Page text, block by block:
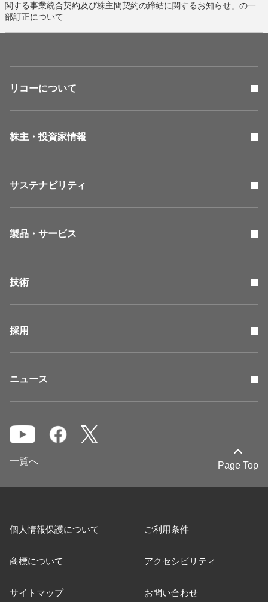
関する事業統合契約及び株主間契約の締結に関するお知らせ」の一
部訂正について
リコーについて
株主・投資家情報
サステナビリティ
製品・サービス
技術
採用
ニュース
Page Top
一覧へ
個人情報保護について ご利用条件
商標について アクセシビリティ
サイトマップ お問い合わせ